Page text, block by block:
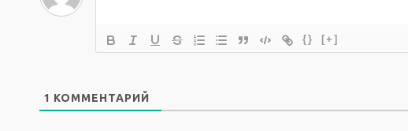
{} [+]
1 КОММЕНТАРИЙ